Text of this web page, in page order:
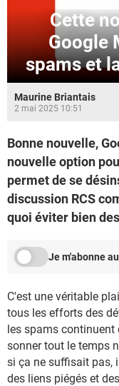
Cette
Google
spams et
Maurine Briantais
2 mai 2025 10:51
Bonne nouvelle,
nouvelle option
permet de se
discussion RCS
quoi éviter bien
Je m'abonne
C'est une véritable
tous les efforts des
les spams continuent
sonner tout le temps
si ça ne suffisait pas,
des liens piégés et